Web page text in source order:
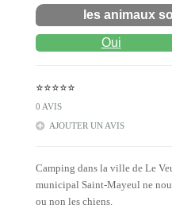
les animaux
Oui
⭐⭐⭐⭐⭐
0 AVIS
AJOUTER UN AVIS
Camping dans la ville de Le
municipal Saint-Mayeul ne
ou non les chiens.